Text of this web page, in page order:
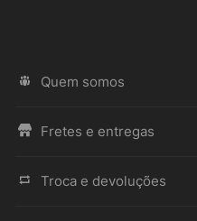
Quem somos
Fretes e entregas
Troca e devoluções